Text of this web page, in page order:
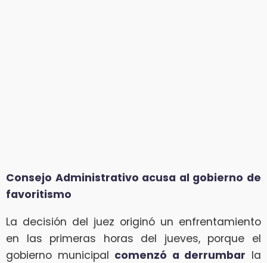
Consejo Administrativo acusa al gobierno de
favoritismo
La decisión del juez originó un enfrentamiento
en las primeras horas del jueves, porque el
gobierno municipal comenzó a derrumbar la